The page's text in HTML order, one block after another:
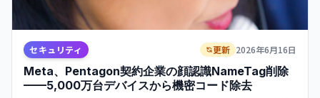
セキュリティ 更新 2026年6月16日
Meta、Pentagon契約企業の顔認識NameTag削除
——5,000万台デバイスから機密コード除去